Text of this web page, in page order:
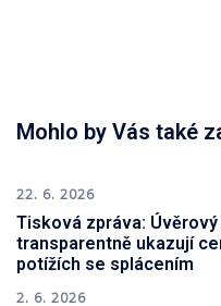
Mohlo by Vás také
22. 6. 2026
Tisková zpráva:
transparentně ukazují
potížích se splácením
2. 6. 2026